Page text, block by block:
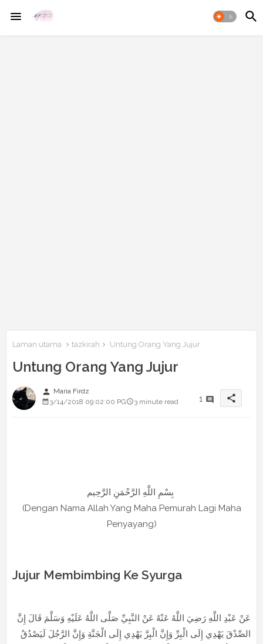
Laman utama tazkirah Untung Orang Yang Jujur
Untung Orang Yang Jujur
person Maria Firdz
3/14/2018 09:02:00 PG
3 minute read 1 share
(Dengan Nama Allah Yang Maha Pemurah Lagi Maha
Penyayang)
Jujur Membimbing Ke Syurga
عَنْ عَبْدِ اللَّهِ رَضِيَ اللَّهُ عَنْهُ عَنْ النَّبِيِّ صَلَّى اللَّهُ عَلَيْهِ وَسَلَّمَ قَالَ إِنَّ
الصِّدْقَ يَهْدِي إِلَى الْبِرِّ وَإِنَّ الْبِرَّ يَهْدِي إِلَى الْجَنَّةِ وَإِنَّ الرَّجُلَ لَيَصْدُقُ